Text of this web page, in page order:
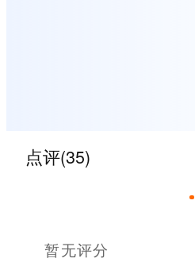
点评(35)
暂无评分